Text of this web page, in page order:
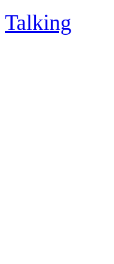
Talking